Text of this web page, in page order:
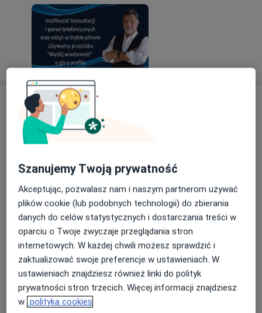
Usługi i ceny
Konsultacja ginekologiczna
300 zł Szczegóły
Leczenie suchości pochwy
Szczegóły Umów wizytę
Konsultacja – endometrioza
Szczegóły Umów wizytę
Kriochirurgia
Szczegóły Umów wizytę
Szanujemy Twoją prywatność
Akceptując, pozwalasz nam i naszym partnerom używać
plików cookie (lub podobnych technologii) do zbierania
danych do celów statystycznych i dostarczania treści w
oparciu o Twoje zwyczaje przeglądania stron
internetowych. W każdej chwili możesz sprawdzić i
zaktualizować swoje preferencje w ustawieniach. W
ustawieniach znajdziesz również linki do polityk
prywatności stron trzecich. Więcej informacji znajdziesz
w polityka cookies